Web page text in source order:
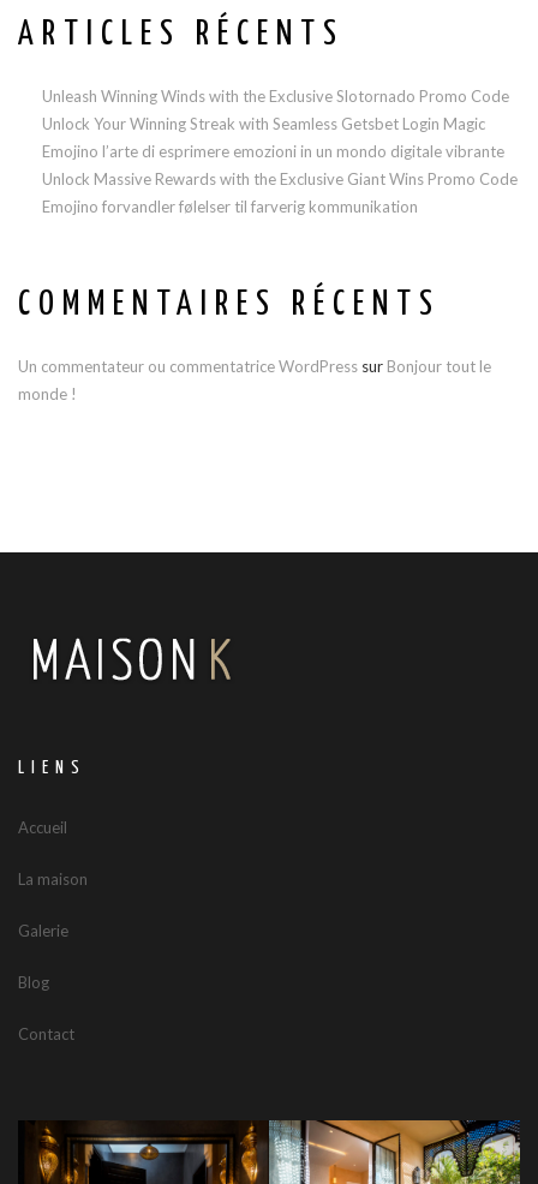
ARTICLES RÉCENTS
Unleash Winning Winds with the Exclusive Slotornado Promo Code
Unlock Your Winning Streak with Seamless Getsbet Login Magic
Emojino l’arte di esprimere emozioni in un mondo digitale vibrante
Unlock Massive Rewards with the Exclusive Giant Wins Promo Code
Emojino forvandler følelser til farverig kommunikation
COMMENTAIRES RÉCENTS
Un commentateur ou commentatrice WordPress sur Bonjour tout le
monde !
LIENS
Accueil
La maison
Galerie
Blog
Contact